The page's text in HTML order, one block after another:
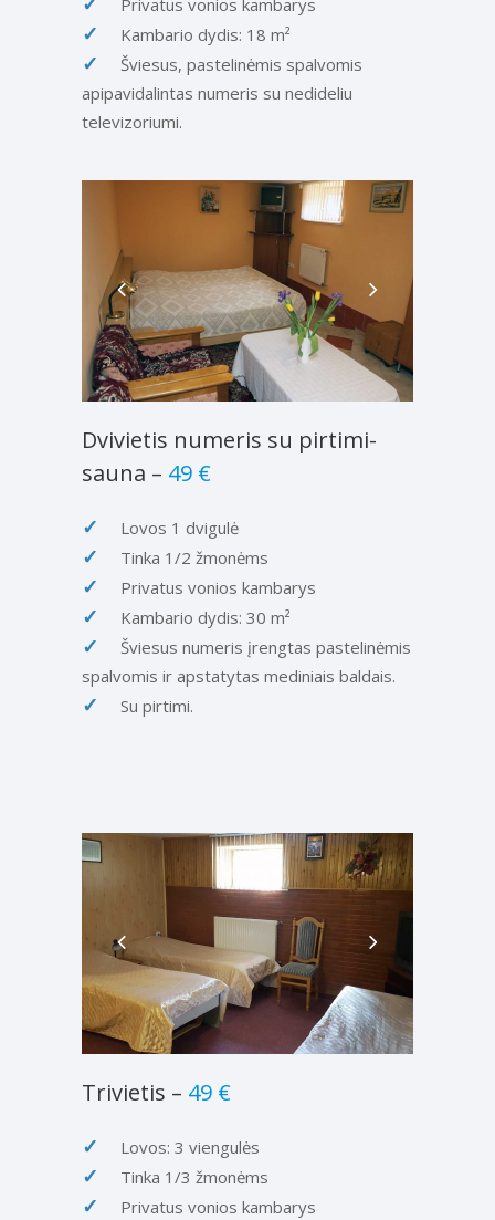
Privatus vonios kambarys
Kambario dydis: 18 m²
Šviesus, pastelinėmis spalvomis
apipavidalintas numeris su nedideliu
televizoriumi.
Dvivietis numeris su pirtimi-
sauna – 49 €
Lovos 1 dvigulė
Tinka 1/2 žmonėms
Privatus vonios kambarys
Kambario dydis: 30 m²
Šviesus numeris įrengtas pastelinėmis
spalvomis ir apstatytas mediniais baldais.
Su pirtimi.
Trivietis – 49 €
Lovos: 3 viengulės
Tinka 1/3 žmonėms
Privatus vonios kambarys